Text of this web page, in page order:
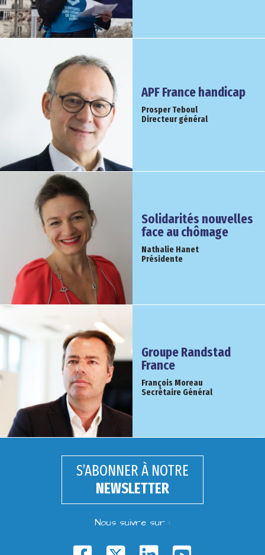
APF France handicap
Prosper Teboul
Directeur général
Solidarités nouvelles
face au chômage
Nathalie Hanet
Présidente
Groupe Randstad
France
François Moreau
Secrétaire Général
S’ABONNER À NOTRE
NEWSLETTER
Nous suivre sur :